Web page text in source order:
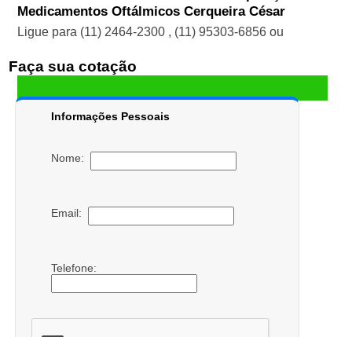
Medicamentos Oftálmicos Cerqueira César
Ligue para (11) 2464-2300 , (11) 95303-6856 ou
Faça sua cotação
Informações Pessoais
Nome:
Email:
Telefone: